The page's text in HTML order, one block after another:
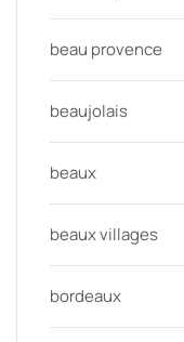
beau provence
beaujolais
beaux
beaux villages
bordeaux